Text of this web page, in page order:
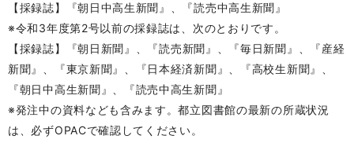
【採録誌】『朝日中高生新聞』、『読売中高生新聞』
※令和3年度第2号以前の採録誌は、次のとおりです。
【採録誌】『朝日新聞』、『読売新聞』、『毎日新聞』、『産経
新聞』、『東京新聞』、『日本経済新聞』、『高校生新聞』、
『朝日中高生新聞』、『読売中高生新聞』
※発注中の資料なども含みます。都立図書館の最新の所蔵状況
は、必ずOPACで確認してください。